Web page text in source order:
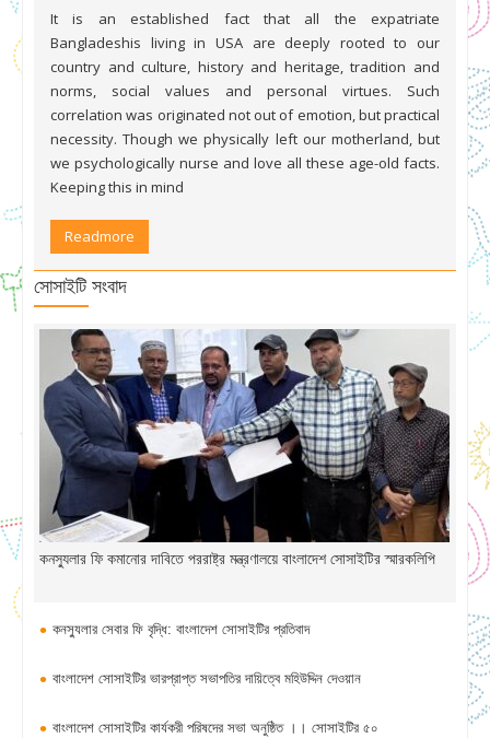
It is an established fact that all the expatriate
Bangladeshis living in USA are deeply rooted to our
country and culture, history and heritage, tradition and
norms, social values and personal virtues. Such
correlation was originated not out of emotion, but practical
necessity. Though we physically left our motherland, but
we psychologically nurse and love all these age-old facts.
Keeping this in mind
Readmore
সোসাইটি সংবাদ
কনস্যুলার ফি কমানোর দাবিতে পররাষ্ট্র মন্ত্রণালয়ে বাংলাদেশ সোসাইটির স্মারকলিপি
কনস্যুলার সেবার ফি বৃদ্ধি: বাংলাদেশ সোসাইটির প্রতিবাদ
বাংলাদেশ সোসাইটির ভারপ্রাপ্ত সভাপতির দায়িত্বে মহিউদ্দিন দেওয়ান
বাংলাদেশ সোসাইটির কার্যকরী পরিষদের সভা অনুষ্ঠিত ।। সোসাইটির ৫০